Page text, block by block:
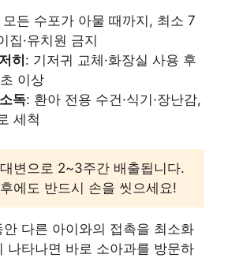
모든 수포가 아물 때까지, 최소 7
집·유치원 금지
히: 기저귀 교체·화장실 사용 후
이상
독: 환아 전용 수건·식기·장난감,
세척
변으로 2~3주간 배출됩니다.
에도 반드시 손을 씻으세요!
다른 아이와의 접촉을 최소화
나타나면 바로 소아과를 방문하